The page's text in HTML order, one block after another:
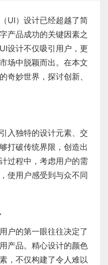
UI）设计已经超越了简
产品成功的关键因素之
设计不仅吸引用户，更
场中脱颖而出。在本文
奇妙世界，探讨创新、
入独特的设计元素、交
打破传统界限，创造出
过程中，考虑用户的需
使用户感受到与众不同
户的第一眼往往决定了
产品。精心设计的颜色
，不仅构建了令人难以